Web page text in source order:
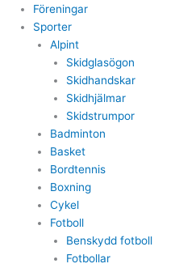
Föreningar
Sporter
Alpint
Skidglasögon
Skidhandskar
Skidhjälmar
Skidstrumpor
Badminton
Basket
Bordtennis
Boxning
Cykel
Fotboll
Benskydd fotboll
Fotbollar